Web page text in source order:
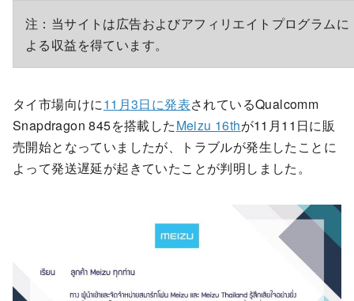
注：当サイトは広告およびアフィリエイトプログラムに
よる収益を得ています。
タイ市場向けに11月3日に発表されているQualcomm
Snapdragon 845を搭載したMeizu 16thが11月11日に販
売開始となっていましたが、トラブルが発生したことに
よって発送遅延が起きていたことが判明しました。